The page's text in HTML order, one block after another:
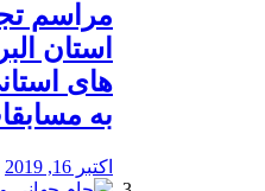
مراسم
استان
های
به
اکتبر 16, 2019